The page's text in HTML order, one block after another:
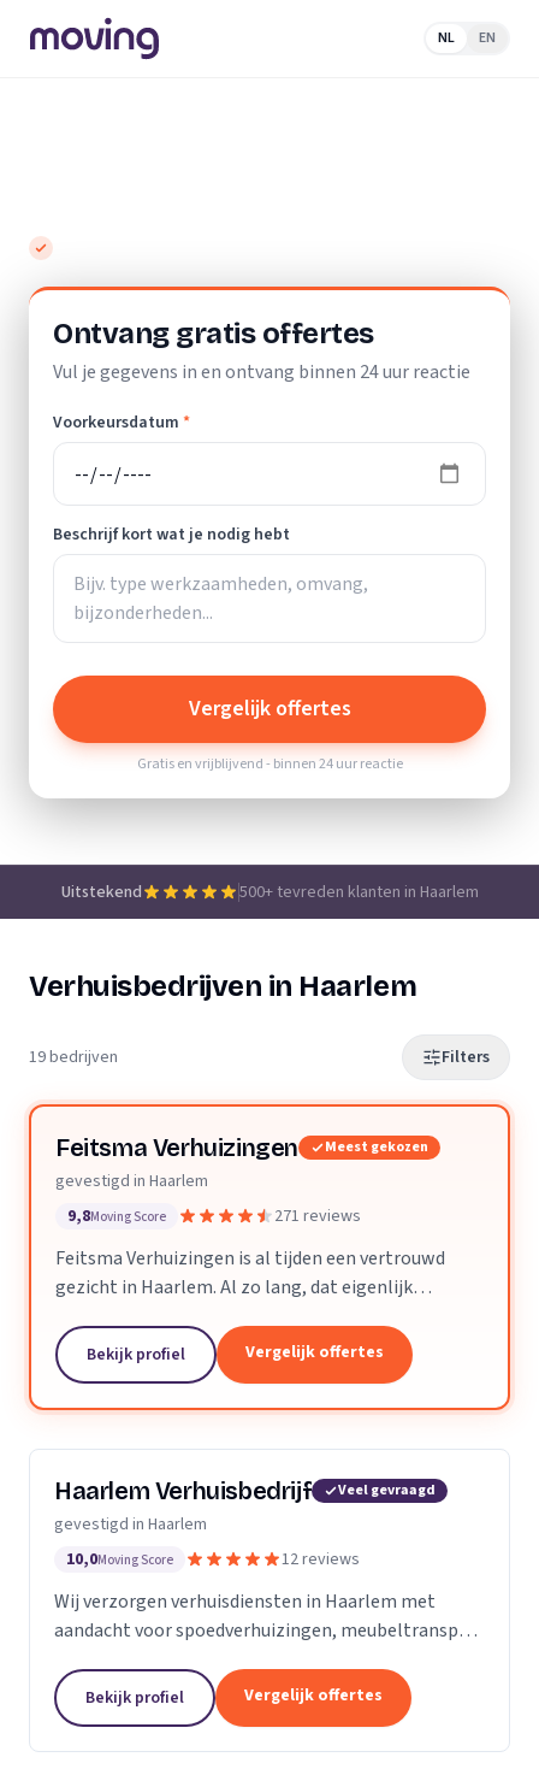
NL EN
Ontvang gratis offertes
Vul je gegevens in en ontvang binnen 24 uur reactie
Voorkeursdatum *
Beschrijf kort wat je nodig hebt
Vergelijk offertes
Gratis en vrijblijvend - binnen 24 uur reactie
Uitstekend 500+ tevreden klanten in Haarlem
Verhuisbedrijven in Haarlem
19 bedrijven Filters
Feitsma Verhuizingen Meest gekozen
gevestigd in Haarlem
9,8Moving Score 271 reviews
Feitsma Verhuizingen is al tijden een vertrouwd
gezicht in Haarlem. Al zo lang, dat eigenlijk
ooit begonnen is met verhuizen. De eerste
advertenties van...
Bekijk profiel Vergelijk offertes
Haarlem Verhuisbedrijf Veel gevraagd
gevestigd in Haarlem
10,0Moving Score 12 reviews
Wij verzorgen verhuisdiensten in Haarlem met
aandacht voor spoedverhuizingen, meubeltransport
verhuizing.
Bekijk profiel Vergelijk offertes